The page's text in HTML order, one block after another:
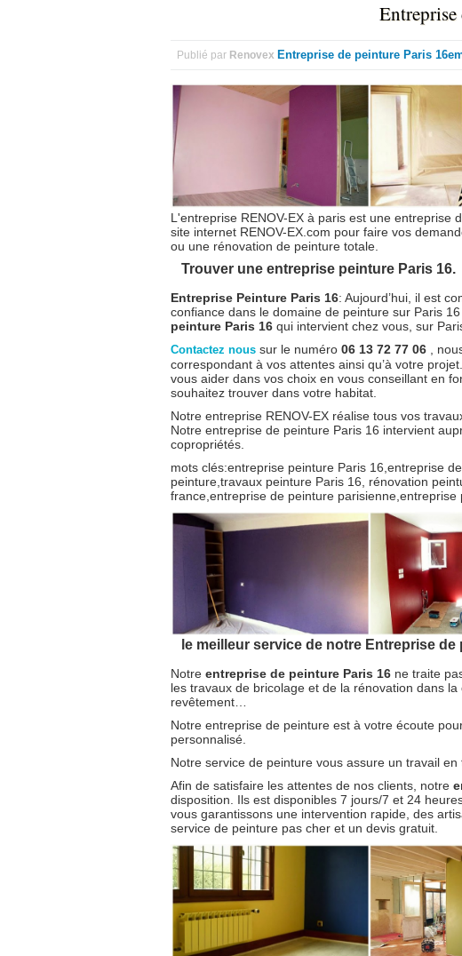
Entreprise
Publié par Renovex Entreprise de peinture Paris
L'entreprise RENOV-EX à paris est une entreprise
site internet RENOV-EX.com pour faire vos
ou une rénovation de peinture totale.
Trouver une entreprise peinture Paris 16.
Entreprise Peinture Paris 16: Aujourd’hui, il est
confiance dans le domaine de peinture sur Paris
peinture Paris 16 qui intervient chez vous, sur
Contactez nous sur le numéro 06 13 72 77 06
,
correspondant à vos attentes ainsi qu’à votre
vous aider dans vos choix en vous conseillant en
souhaitez trouver dans votre habitat.
Notre entreprise RENOV-EX réalise tous vos
Notre entreprise de peinture Paris 16 intervient
copropriétés.
mots clés:entreprise peinture Paris 16,entreprise
peinture,travaux peinture Paris 16, rénovation
france,entreprise de peinture parisienne,entreprise
le meilleur service de notre Entreprise de
Notre entreprise de peinture Paris 16 ne traite
les travaux de bricolage et de la rénovation dans
revêtement…
Notre entreprise de peinture est à votre écoute
personnalisé.
Notre service de peinture vous assure un travail en
Afin de satisfaire les attentes de nos clients, notre
disposition. Ils est disponibles 7 jours/7 et 24
vous garantissons une intervention rapide, des
service de peinture pas cher et un devis gratuit.